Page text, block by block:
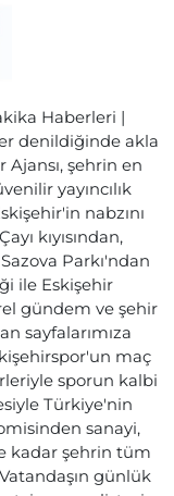
Haberleri |
denildiğinde akla
şehrin en
yayıncılık
nabzını
kıyısından,
Parkı'ndan
ile Eskişehir
gündem ve şehir
sayfalarımıza
maç
sporun kalbi
Türkiye'nin
sanayi,
kadar şehrin tüm
günlük